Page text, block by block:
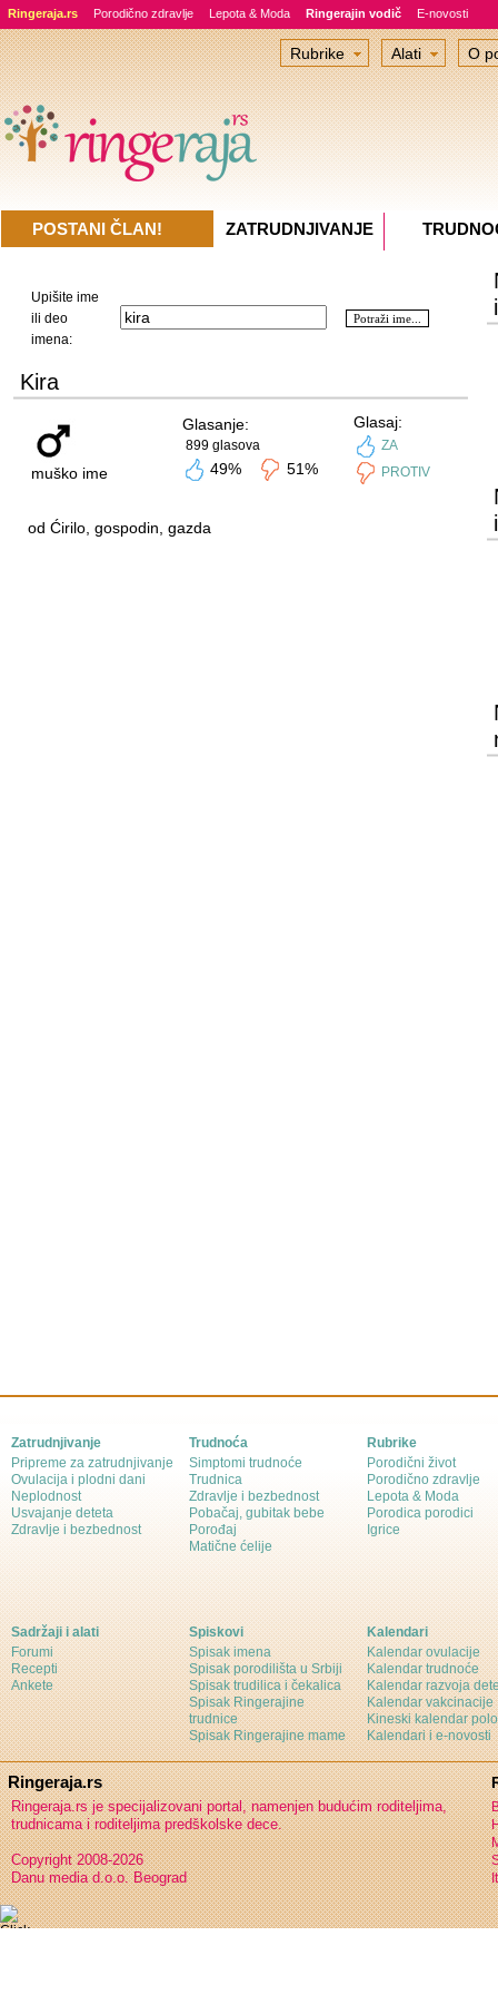
Ringeraja.rs Porodično zdravlje Lepota & Moda Ringerajin vodič E-novosti
Upišite ime
ili deo
imena:
Kira
muško ime
Glasanje:
899 glasova
49% 51%
Glasaj:
ZA
PROTIV
od Ćirilo, gospodin, gazda
Rubrike Alati O
POSTANI ČLAN! ZATRUDNJIVANJE
Zatrudnjivanje
Pripreme za zatrudnjivanje
Ovulacija i plodni dani
Neplodnost
Usvajanje deteta
Zdravlje i bezbednost
Trudnoća
Simptomi trudnoće
Trudnica
Zdravlje i bezbednost
Pobačaj, gubitak bebe
Porođaj
Matične ćelije
Rubrike
Porodični život
Porodično zdravlje
Lepota & Moda
Porodica porodici
Igrice
Sadržaji i alati
Forumi
Recepti
Ankete
Spiskovi
Spisak imena
Spisak porodilišta u Srbiji
Spisak trudilica i čekalica
Spisak Ringerajine
trudnice
Spisak Ringerajine mame
Kalendari
Kalendar ovulacije
Kalendar trudnoće
Kalendar razvoja
Kalendar vakcinacije
Kineski kalendar
Kalendari i e-novosti
Ringeraja.rs
Ringeraja.rs je specijalizovani portal, namenjen budućim roditeljima,
trudnicama i roditeljima predškolske dece.
Copyright 2008-2026
Danu media d.o.o. Beograd